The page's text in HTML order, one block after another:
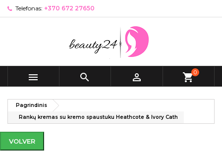
Telefonas: +370 672 27650
   shopping_cart0
Pagrindinis
Rankų kremas su kremo spaustuku Heathcote & Ivory Cath
VOLVER